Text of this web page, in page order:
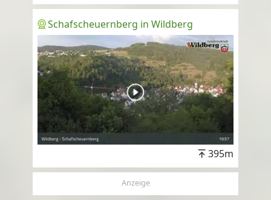
Schafscheuernberg in Wildberg
395m
Anzeige